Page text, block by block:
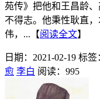
苑传》把他和王昌龄
不得志。他秉性耿直
伟，...【阅读全文】
日期：2021-02-19 标签
愈 李白 阅读：995